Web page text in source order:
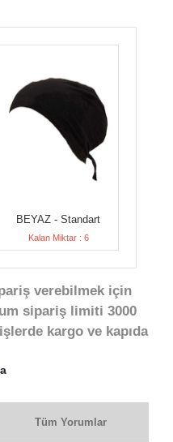
BEYAZ - Standart
Kalan Miktar : 6
verebilmek için
sipariş limiti 3000
kargo ve kapıda
Tüm Yorumlar